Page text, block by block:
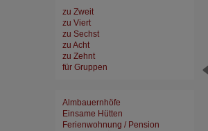
zu Zweit
zu Viert
zu Sechst
zu Acht
zu Zehnt
für Gruppen
Almbauernhöfe
Einsame Hütten
Ferienwohnung / Pension